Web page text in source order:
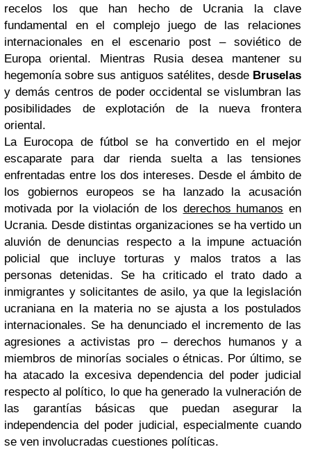
recelos los que han hecho de Ucrania la clave
fundamental en el complejo juego de las relaciones
internacionales en el escenario post – soviético de
Europa oriental. Mientras Rusia desea mantener su
hegemonía sobre sus antiguos satélites, desde Bruselas
y demás centros de poder occidental se vislumbran las
posibilidades de explotación de la nueva frontera
oriental.
La Eurocopa de fútbol se ha convertido en el mejor
escaparate para dar rienda suelta a las tensiones
enfrentadas entre los dos intereses. Desde el ámbito de
los gobiernos europeos se ha lanzado la acusación
motivada por la violación de los derechos humanos en
Ucrania. Desde distintas organizaciones se ha vertido un
aluvión de denuncias respecto a la impune actuación
policial que incluye torturas y malos tratos a las
personas detenidas. Se ha criticado el trato dado a
inmigrantes y solicitantes de asilo, ya que la legislación
ucraniana en la materia no se ajusta a los postulados
internacionales. Se ha denunciado el incremento de las
agresiones a activistas pro – derechos humanos y a
miembros de minorías sociales o étnicas. Por último, se
ha atacado la excesiva dependencia del poder judicial
respecto al político, lo que ha generado la vulneración de
las garantías básicas que puedan asegurar la
independencia del poder judicial, especialmente cuando
se ven involucradas cuestiones políticas.